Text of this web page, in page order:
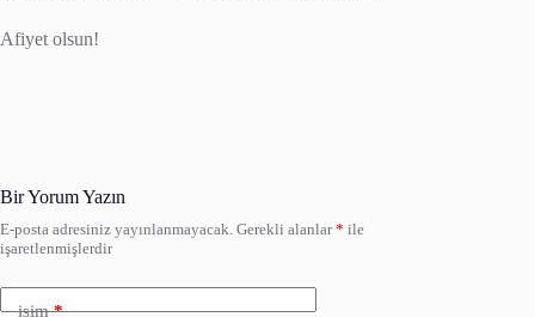
Afiyet olsun!
Bir Yorum Yazın
E-posta adresiniz yayınlanmayacak. Gerekli alanlar* ile
işaretlenmişlerdir
isim*